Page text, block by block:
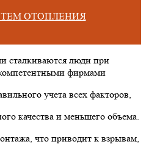
ОТОПЛЕНИЯ
сталкиваются люди при
фирмами
учета всех факторов,
качества и меньшего объема.
что приводит к взрывам,